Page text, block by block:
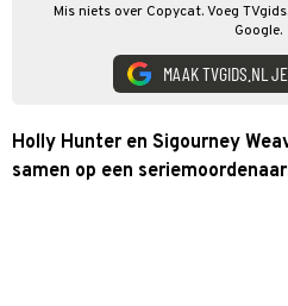
Mis niets over Copycat. Voeg
Google.
MAAK TVGIDS.NL
Holly Hunter en Sigourney
samen op een